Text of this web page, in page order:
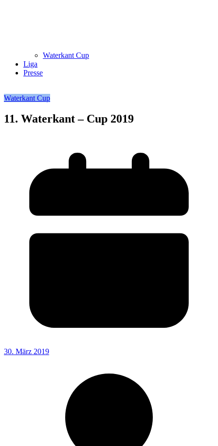
Waterkant Cup
Liga
Presse
Waterkant Cup
11. Waterkant – Cup 2019
30. März 2019